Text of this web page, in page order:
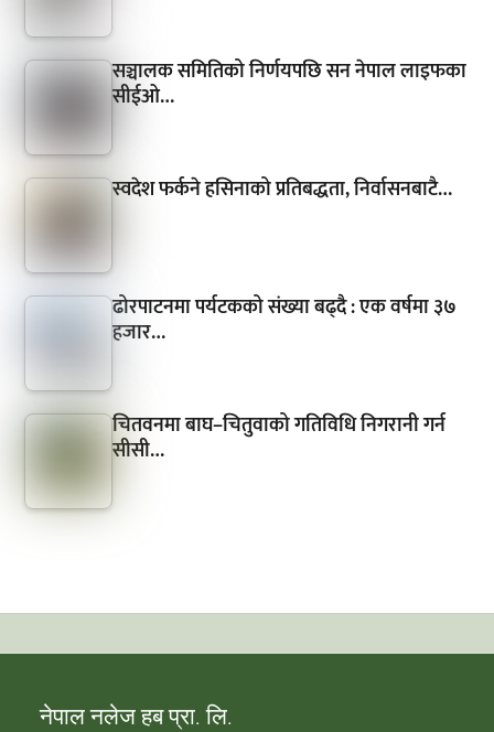
सञ्चालक समितिको निर्णयपछि सन नेपाल लाइफका
सीईओ…
स्वदेश फर्कने हसिनाको प्रतिबद्धता, निर्वासनबाटै…
ढोरपाटनमा पर्यटकको संख्या बढ्दै : एक वर्षमा ३७
हजार…
चितवनमा बाघ–चितुवाको गतिविधि निगरानी गर्न
सीसी…
नेपाल नलेज हब प्रा. लि.